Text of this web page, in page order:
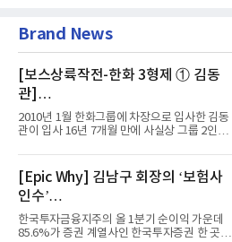
Brand News
[보스상륙작전-한화 3형제 ① 김동
관]
입사 16년 만에 수석부회장 … 경영승
계 ‘초읽기’
2010년 1월 한화그룹에 차장으로 입사한 김동
관이 입사 16년 7개월 만에 사실상 그룹 2인자
[Epic Why] 김남구 회장의 ‘보험사
인수’
발걸음이 신중해진 배경은?
한국투자금융지주의 올 1분기 순이익 가운데
85.6%가 증권 계열사인 한국투자증권 한 곳에